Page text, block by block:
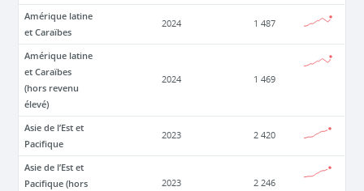
Amérique latine
et Caraïbes
2024 1 487
Amérique latine
et Caraïbes
(hors revenu
élevé)
2024 1 469
Asie de l’Est et
Pacifique
2023 2 420
Asie de l’Est et
Pacifique (hors
2023 2 246